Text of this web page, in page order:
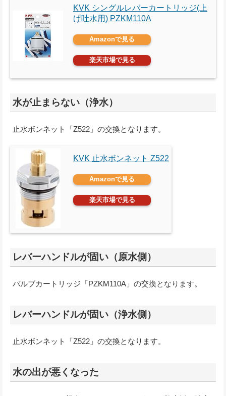
KVK シングルレバーカートリッジ(上
げ吐水用) PZKM110A
Amazonで見る
楽天市場で見る
水が止まらない（浄水）
止水ボンネット「Z522」の交換となります。
KVK 止水ボンネット Z522
Amazonで見る
楽天市場で見る
レバーハンドルが固い（原水側）
バルブカートリッジ「PZKM110A」の交換となります。
レバーハンドルが固い（浄水側）
止水ボンネット「Z522」の交換となります。
水の出が悪くなった